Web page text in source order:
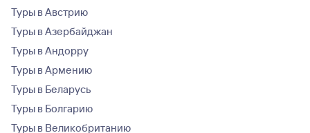
Туры в Австрию
Туры в Азербайджан
Туры в Андорру
Туры в Армению
Туры в Беларусь
Туры в Болгарию
Туры в Великобританию